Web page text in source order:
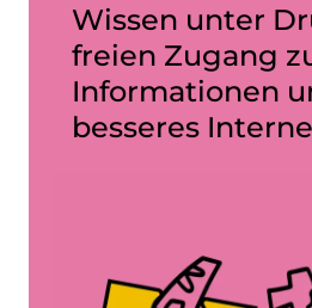
Wissen unter
freien Zugang
Informationen
besseres